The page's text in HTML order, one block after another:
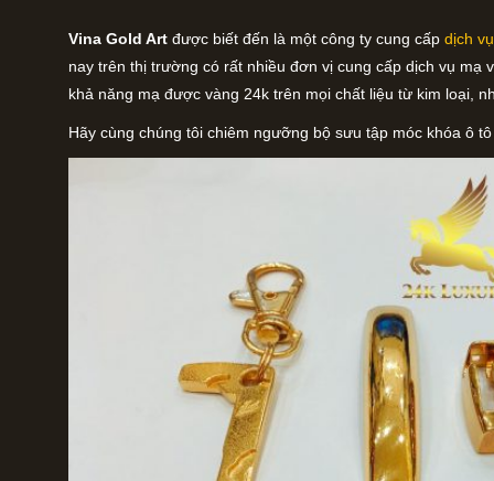
Vina Gold Art được biết đến là một công ty cung cấp dịch
nay trên thị trường có rất nhiều đơn vị cung cấp dịch vụ mạ
khả năng mạ được vàng 24k trên mọi chất liệu từ kim loại,
Hãy cùng chúng tôi chiêm ngưỡng bộ sưu tập móc khóa ô